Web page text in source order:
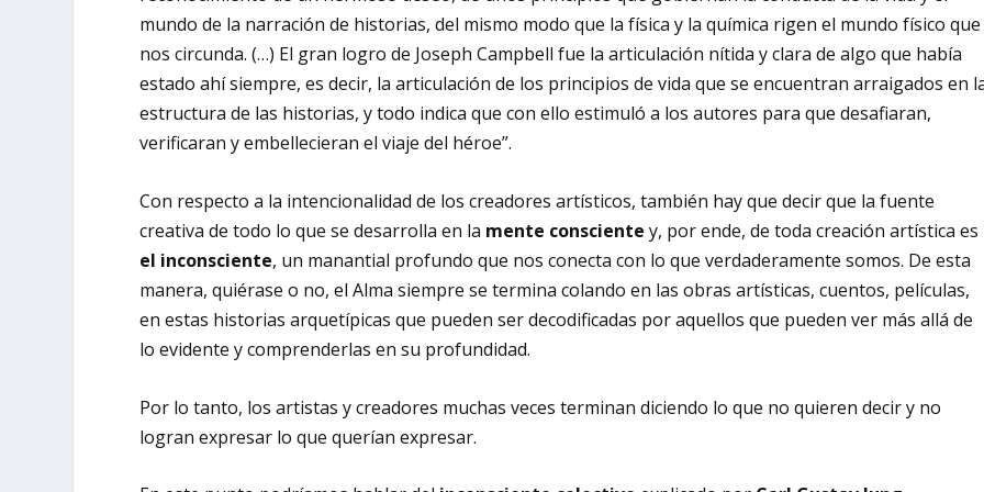
mundo de la narración de historias, del mismo modo que la física y la química rigen el mundo físico que
nos circunda. (…) El gran logro de Joseph Campbell fue la articulación nítida y clara de algo que había
estado ahí siempre, es decir, la articulación de los principios de vida que se encuentran arraigados en
estructura de las historias, y todo indica que con ello estimuló a los autores para que desafiaran,
verificaran y embellecieran el viaje del héroe”.
Con respecto a la intencionalidad de los creadores artísticos, también hay que decir que la fuente
creativa de todo lo que se desarrolla en la mente consciente y, por ende, de toda creación artística es
el inconsciente, un manantial profundo que nos conecta con lo que verdaderamente somos. De esta
manera, quiérase o no, el Alma siempre se termina colando en las obras artísticas, cuentos, películas,
en estas historias arquetípicas que pueden ser decodificadas por aquellos que pueden ver más allá de
lo evidente y comprenderlas en su profundidad.
Por lo tanto, los artistas y creadores muchas veces terminan diciendo lo que no quieren decir y no
logran expresar lo que querían expresar.